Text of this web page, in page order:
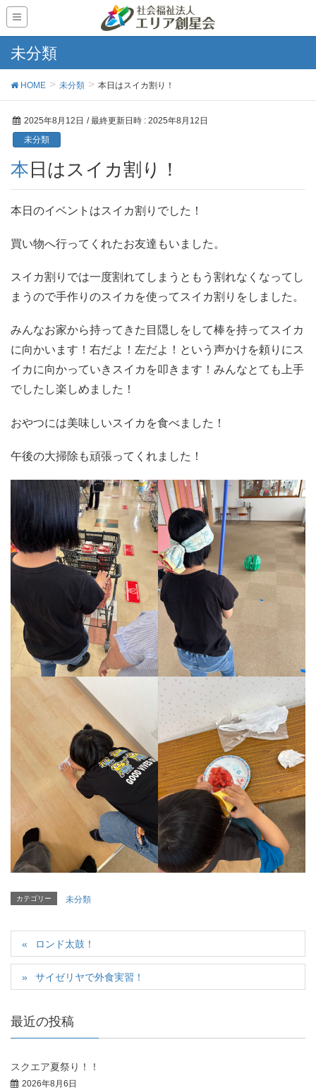
未分類
HOME 未分類 本日はスイカ割り！
2025年8月12日 / 最終更新日時 : 2025年8月12日
未分類
本日はスイカ割り！
本日のイベントはスイカ割りでした！
買い物へ行ってくれたお友達もいました。
スイカ割りでは一度割れてしまうともう割れなくなってし
まうので手作りのスイカを使ってスイカ割りをしました。
みんなお家から持ってきた目隠しをして棒を持ってスイカ
に向かいます！右だよ！左だよ！という声かけを頼りにス
イカに向かっていきスイカを叩きます！みんなとても上手
でしたし楽しめました！
おやつには美味しいスイカを食べました！
午後の大掃除も頑張ってくれました！
カテゴリー 未分類
ロンド太鼓！
サイゼリヤで外食実習！
最近の投稿
スクエア夏祭り！！
2026年8月6日